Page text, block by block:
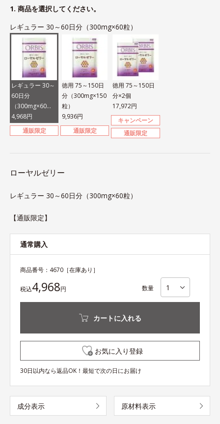
1. 商品を選択してください。
レギュラー 30～60日分（300mg×60粒）
レギュラー 30～
60日分
（300mg×60
粒）
4,968円
通販限定
徳用 75～150日
分（300mg×150
粒）
9,936円
通販限定
徳用 75～150日
分×2個
17,972円
キャンペーン
通販限定
ローヤルゼリー
レギュラー 30～60日分（300mg×60粒）
【通販限定】
通常購入
商品番号： 4670 ［在庫あり］
税込4,968円 数量
カートに入れる
お気に入り登録
30日以内なら返品OK！最短で次の日にお届け
成分表示 原材料表示